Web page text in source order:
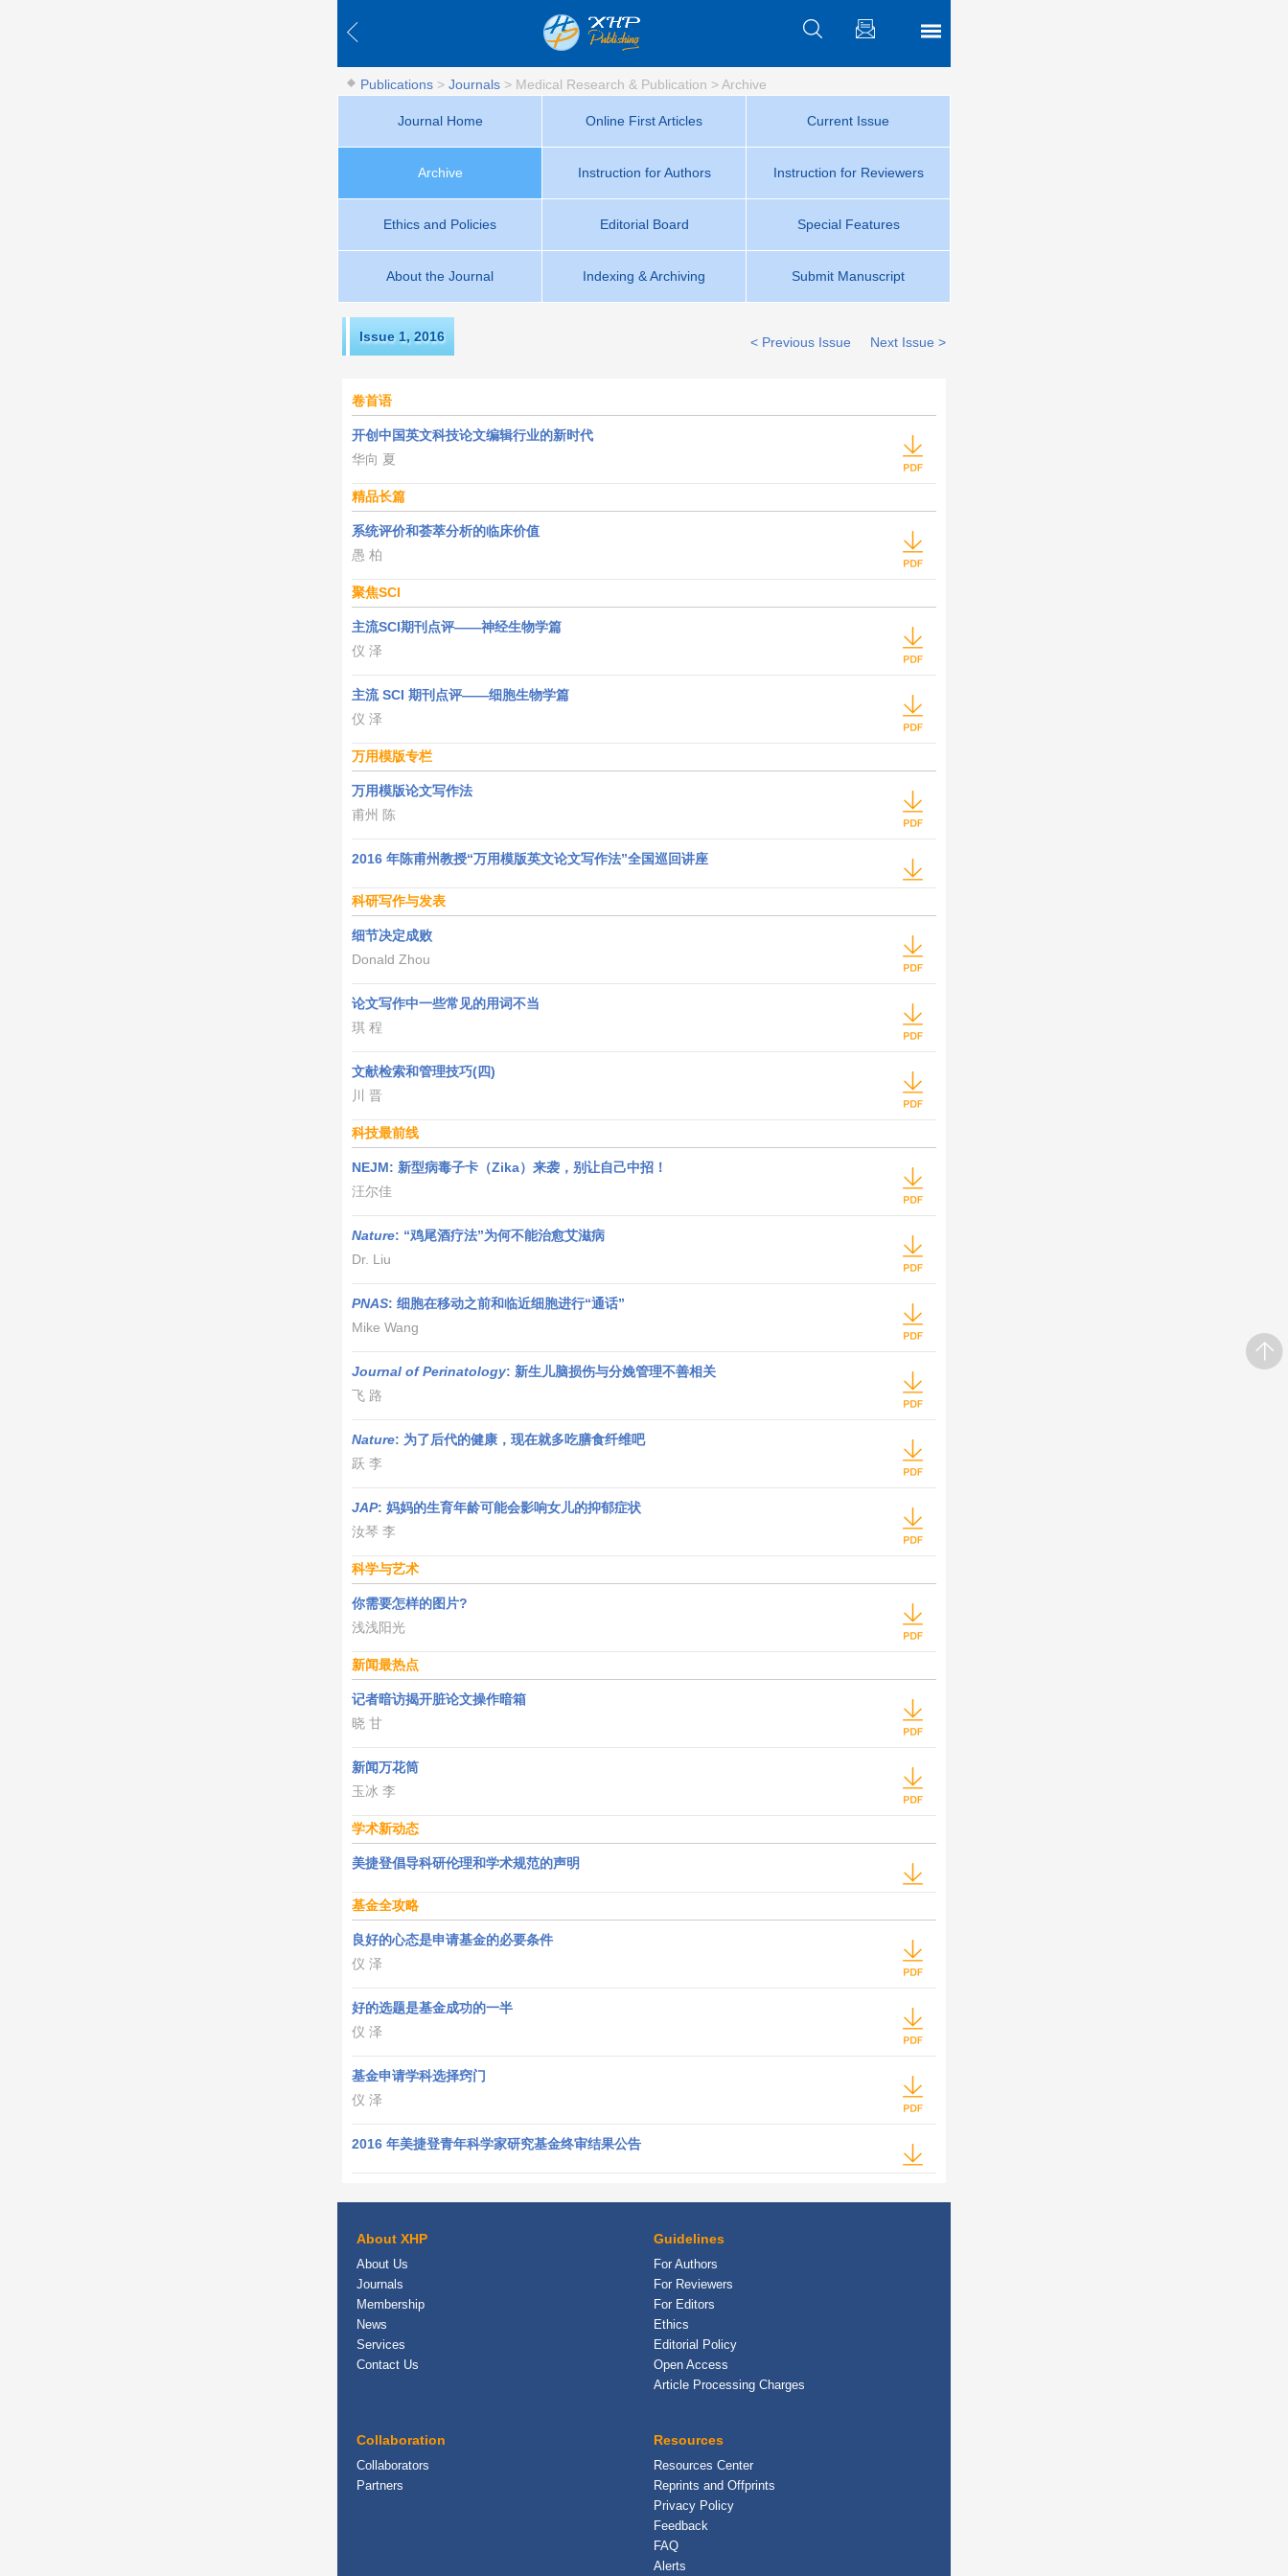
Publications > Journals > Medical Research & Publication >Archive
Journal Home Online First Articles Current Issue
Archive Instruction for Authors Instruction for Reviewers
Ethics and Policies Editorial Board Special Features
About the Journal Indexing & Archiving Submit Manuscript
Issue 1, 2016 Next Issue >
< Previous Issue
卷首语
开创中国英文科技论文编辑行业的新时代
华向 夏
精品长篇
系统评价和荟萃分析的临床价值
愚 柏
聚焦SCI
主流SCI期刊点评——神经生物学篇
仪 泽
主流 SCI 期刊点评——细胞生物学篇
仪 泽
万用模版专栏
万用模版论文写作法
甫州 陈
2016 年陈甫州教授“万用模版英文论文写作法”全国巡回讲座
科研写作与发表
细节决定成败
Donald Zhou
论文写作中一些常见的用词不当
琪 程
文献检索和管理技巧(四)
川 晋
科技最前线
NEJM: 新型病毒子卡（Zika）来袭，别让自己中招！
汪尔佳
Nature: “鸡尾酒疗法”为何不能治愈艾滋病
Dr. Liu
PNAS: 细胞在移动之前和临近细胞进行“通话”
Mike Wang
Journal of Perinatology: 新生儿脑损伤与分娩管理不善相关
飞 路
Nature: 为了后代的健康，现在就多吃膳食纤维吧
跃 李
JAP: 妈妈的生育年龄可能会影响女儿的抑郁症状
汝琴 李
科学与艺术
你需要怎样的图片?
浅浅阳光
新闻最热点
记者暗访揭开脏论文操作暗箱
晓 甘
新闻万花筒
玉冰 李
学术新动态
美捷登倡导科研伦理和学术规范的声明
基金全攻略
良好的心态是申请基金的必要条件
仪 泽
好的选题是基金成功的一半
仪 泽
基金申请学科选择窍门
仪 泽
2016 年美捷登青年科学家研究基金终审结果公告
About XHP
About Us
Journals
Membership
News
Services
Contact Us
Guidelines
For Authors
For Reviewers
For Editors
Ethics
Editorial Policy
Open Access
Article Processing Charges
Collaboration
Collaborators
Partners
Resources
Resources Center
Reprints and Offprints
Privacy Policy
Feedback
FAQ
Alerts